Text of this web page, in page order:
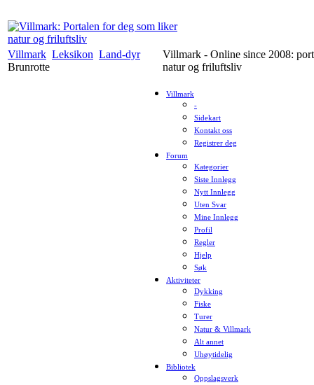
Villmark Leksikon Land-dyr
Brunrotte
Villmark - Online since 2008:
natur og friluftsliv
Villmark
-
Sidekart
Kontakt oss
Registrer deg
Forum
Kategorier
Siste Innlegg
Nytt Innlegg
Uten Svar
Mine Innlegg
Profil
Regler
Hjelp
Søk
Aktiviteter
Dykking
Fiske
Turer
Natur & Villmark
Alt annet
Uhøytidelig
Bibliotek
Oppslagsverk